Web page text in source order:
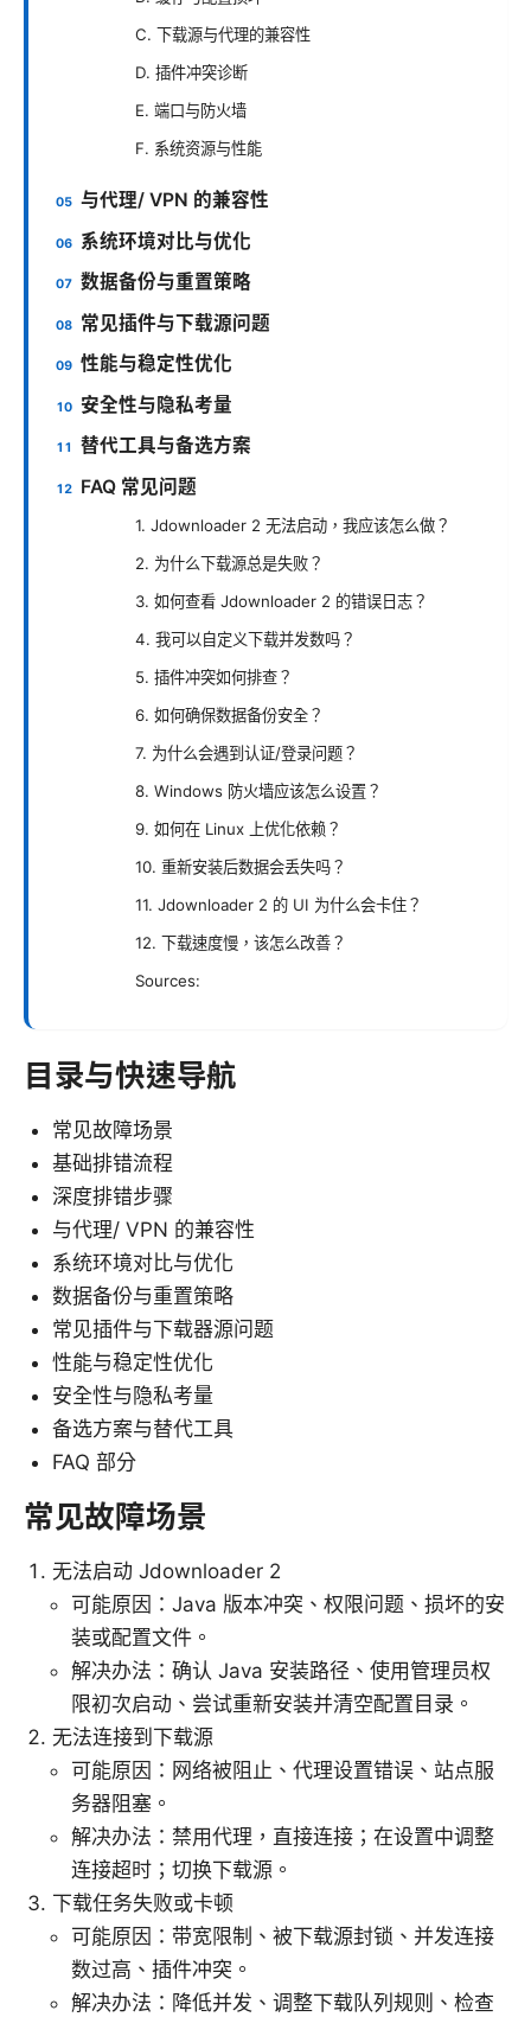
C. 下载源与代理的兼容性
D. 插件冲突诊断
E. 端口与防火墙
F. 系统资源与性能
与代理/ VPN 的兼容性
系统环境对比与优化
数据备份与重置策略
常见插件与下载源问题
性能与稳定性优化
安全性与隐私考量
替代工具与备选方案
FAQ 常见问题
1. Jdownloader 2 无法启动，我应该怎么做？
2. 为什么下载源总是失败？
3. 如何查看 Jdownloader 2 的错误日志？
4. 我可以自定义下载并发数吗？
5. 插件冲突如何排查？
6. 如何确保数据备份安全？
7. 为什么会遇到认证/登录问题？
8. Windows 防火墙应该怎么设置？
9. 如何在 Linux 上优化依赖？
10. 重新安装后数据会丢失吗？
11. Jdownloader 2 的 UI 为什么会卡住？
12. 下载速度慢，该怎么改善？
Sources:
目录与快速导航
常见故障场景
基础排错流程
深度排错步骤
与代理/ VPN 的兼容性
系统环境对比与优化
数据备份与重置策略
常见插件与下载器源问题
性能与稳定性优化
安全性与隐私考量
备选方案与替代工具
FAQ 部分
常见故障场景
无法启动 Jdownloader 2
可能原因：Java 版本冲突、权限问题、损坏的安
装或配置文件。
解决办法：确认 Java 安装路径、使用管理员权
限初次启动、尝试重新安装并清空配置目录。
无法连接到下载源
可能原因：网络被阻止、代理设置错误、站点服
务器阻塞。
解决办法：禁用代理，直接连接；在设置中调整
连接超时；切换下载源。
下载任务失败或卡顿
可能原因：带宽限制、被下载源封锁、并发连接
数过高、插件冲突。
解决办法：降低并发、调整下载队列规则、检查